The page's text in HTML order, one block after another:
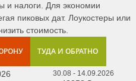
и налоги. Для экономии
пиковых дат. Лоукостеры или
стоимость.
ТУДА И ОБРАТНО
30.08 - 14.09.2026